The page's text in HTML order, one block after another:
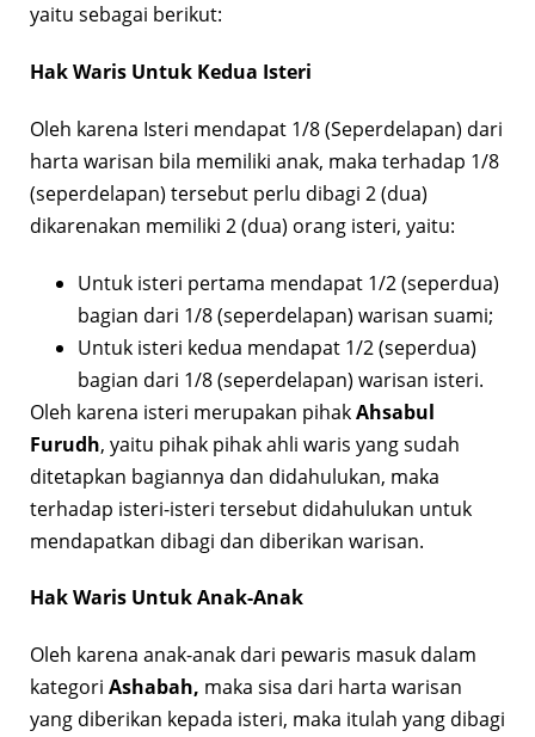
yaitu sebagai berikut:
Hak Waris Untuk Kedua Isteri
Oleh karena Isteri mendapat 1/8 (Seperdelapan) dari
harta warisan bila memiliki anak, maka terhadap 1/8
(seperdelapan) tersebut perlu dibagi 2 (dua)
dikarenakan memiliki 2 (dua) orang isteri, yaitu:
Untuk isteri pertama mendapat 1/2 (seperdua)
bagian dari 1/8 (seperdelapan) warisan suami;
Untuk isteri kedua mendapat 1/2 (seperdua)
bagian dari 1/8 (seperdelapan) warisan isteri.
Oleh karena isteri merupakan pihakAhsabul
Furudh, yaitu pihak pihak ahli waris yang sudah
ditetapkan bagiannya dan didahulukan, maka
terhadap isteri-isteri tersebut didahulukan untuk
mendapatkan dibagi dan diberikan warisan.
Hak Waris Untuk Anak-Anak
Oleh karena anak-anak dari pewaris masuk dalam
kategori Ashabah, maka sisa dari harta warisan
yang diberikan kepada isteri, maka itulah yang dibagi